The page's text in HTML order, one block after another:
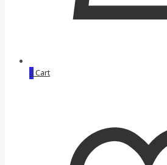
0Cart